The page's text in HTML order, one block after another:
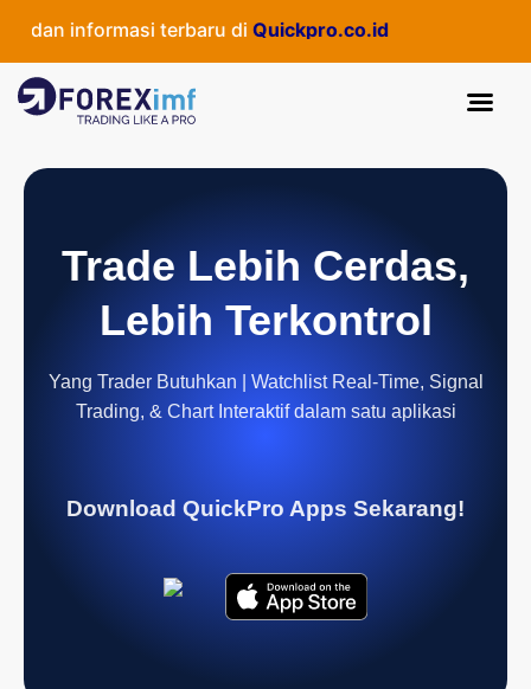
informasi terbaru diQuickpro.co.id
Trade Lebih Cerdas,
Lebih Terkontrol
Yang Trader Butuhkan | Watchlist Real-Time, Signal
Trading, & Chart Interaktif dalam satu aplikasi
Download QuickPro Apps Sekarang!